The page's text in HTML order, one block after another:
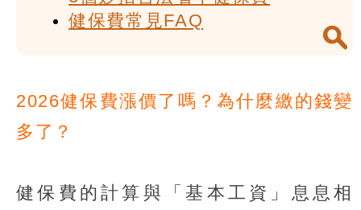
健保費常見FAQ
2026健保費漲價了嗎？為什麼繳的錢變
多了？
健保費的計算與「基本工資」息息相